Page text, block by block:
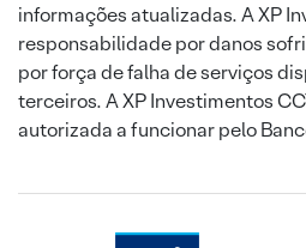
informações atualizadas. A XP
responsabilidade por danos
por força de falha de serviços
terceiros. A XP Investimentos
autorizada a funcionar pelo